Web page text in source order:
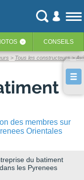
‹ CONSEILS
Tous les constructeurs
des membres sur
Orientales
du batiment
les Pyrenees